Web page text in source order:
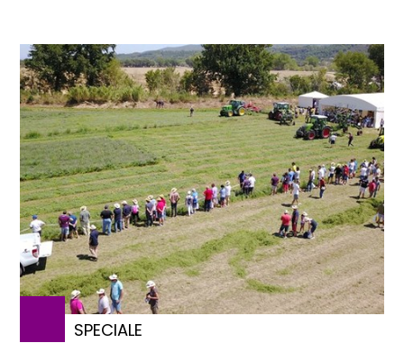
SPECIALE